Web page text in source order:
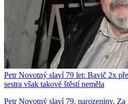
Petr Novotný slaví 79 let: Bavič 2x
sestra však takové štěstí neměla
Petr Novotný slaví 79. narozeniny. Za